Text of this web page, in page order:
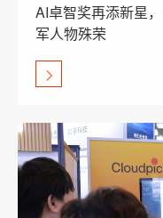
AI卓智奖再添新星
军人物殊荣